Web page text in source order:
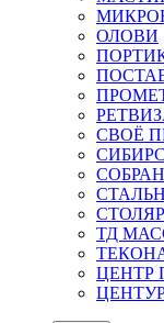
ОЛОВИ
СВОЁ
ТД
ЦЕНТР